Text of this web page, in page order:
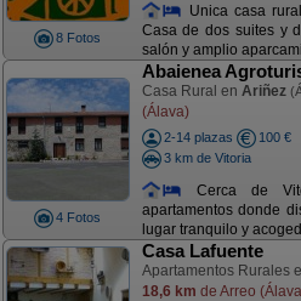
8 Fotos
Unica casa
Casa de dos suites y
salón y amplio
4 Fotos
Abaienea
Casa Rural en Ariñez
(Álava)
2-14 plazas
100 €
3 km de Vitoria
Cerca de
apartamentos donde
lugar tranquilo y
Casa Lafuente
Apartamentos Rurales
18,6 km de Arreo